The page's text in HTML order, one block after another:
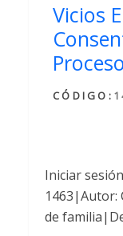
Vicios
CÓDIGO:
Iniciar
1463|Autor:
de